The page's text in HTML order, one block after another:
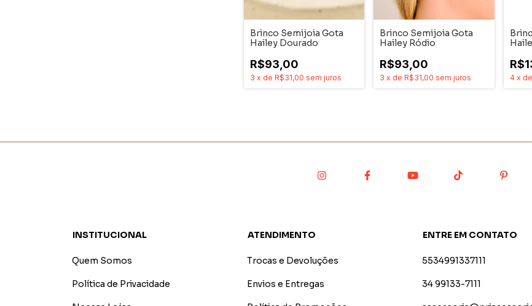
Brinco Semijoia Gota
Hailey Dourado
R$93,00
3 x de R$31,00 sem juros
Brinco Semijoia Gota
Hailey Ródio
R$93,00
3 x deR$31,00 sem juros 4 x de
INSTITUCIONAL
Quem Somos
Política de Privacidade
ATENDIMENTO
Trocas e Devoluções
Envios e Entregas
ENTRE EM CONTATO
5534991337111
34 99133-7111